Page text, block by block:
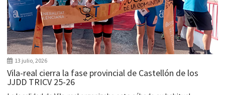
13 julio, 2026
Vila-real cierra la fase provincial de Castellón de los
JJDD TRICV 25-26